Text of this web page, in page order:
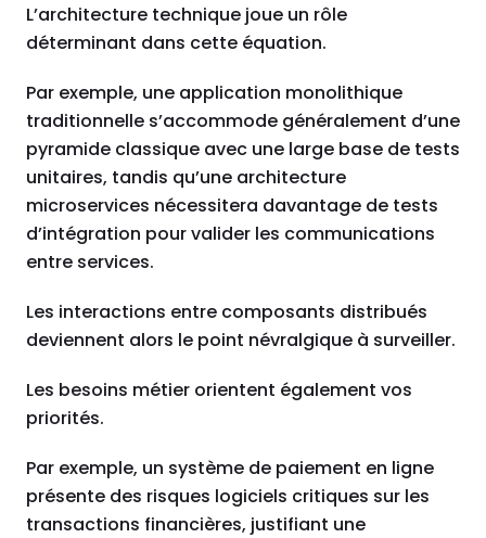
L’architecture technique joue un rôle
déterminant dans cette équation.
Par exemple, une application monolithique
traditionnelle s’accommode généralement d’une
pyramide classique avec une large base de tests
unitaires, tandis qu’une architecture
microservices nécessitera davantage de tests
d’intégration pour valider les communications
entre services.
Les interactions entre composants distribués
deviennent alors le point névralgique à surveiller.
Les besoins métier orientent également vos
priorités.
Par exemple, un système de paiement en ligne
présente des risques logiciels critiques sur les
transactions financières, justifiant une